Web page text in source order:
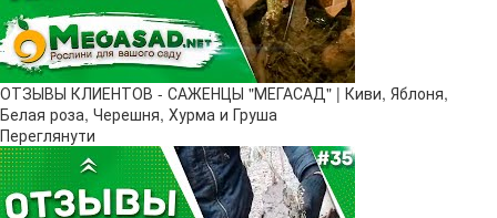
ОТЗЫВЫ КЛИЕНТОВ - САЖЕНЦЫ "МЕГАСАД" | Киви, Яблоня,
Белая роза, Черешня, Хурма и Груша
Переглянути